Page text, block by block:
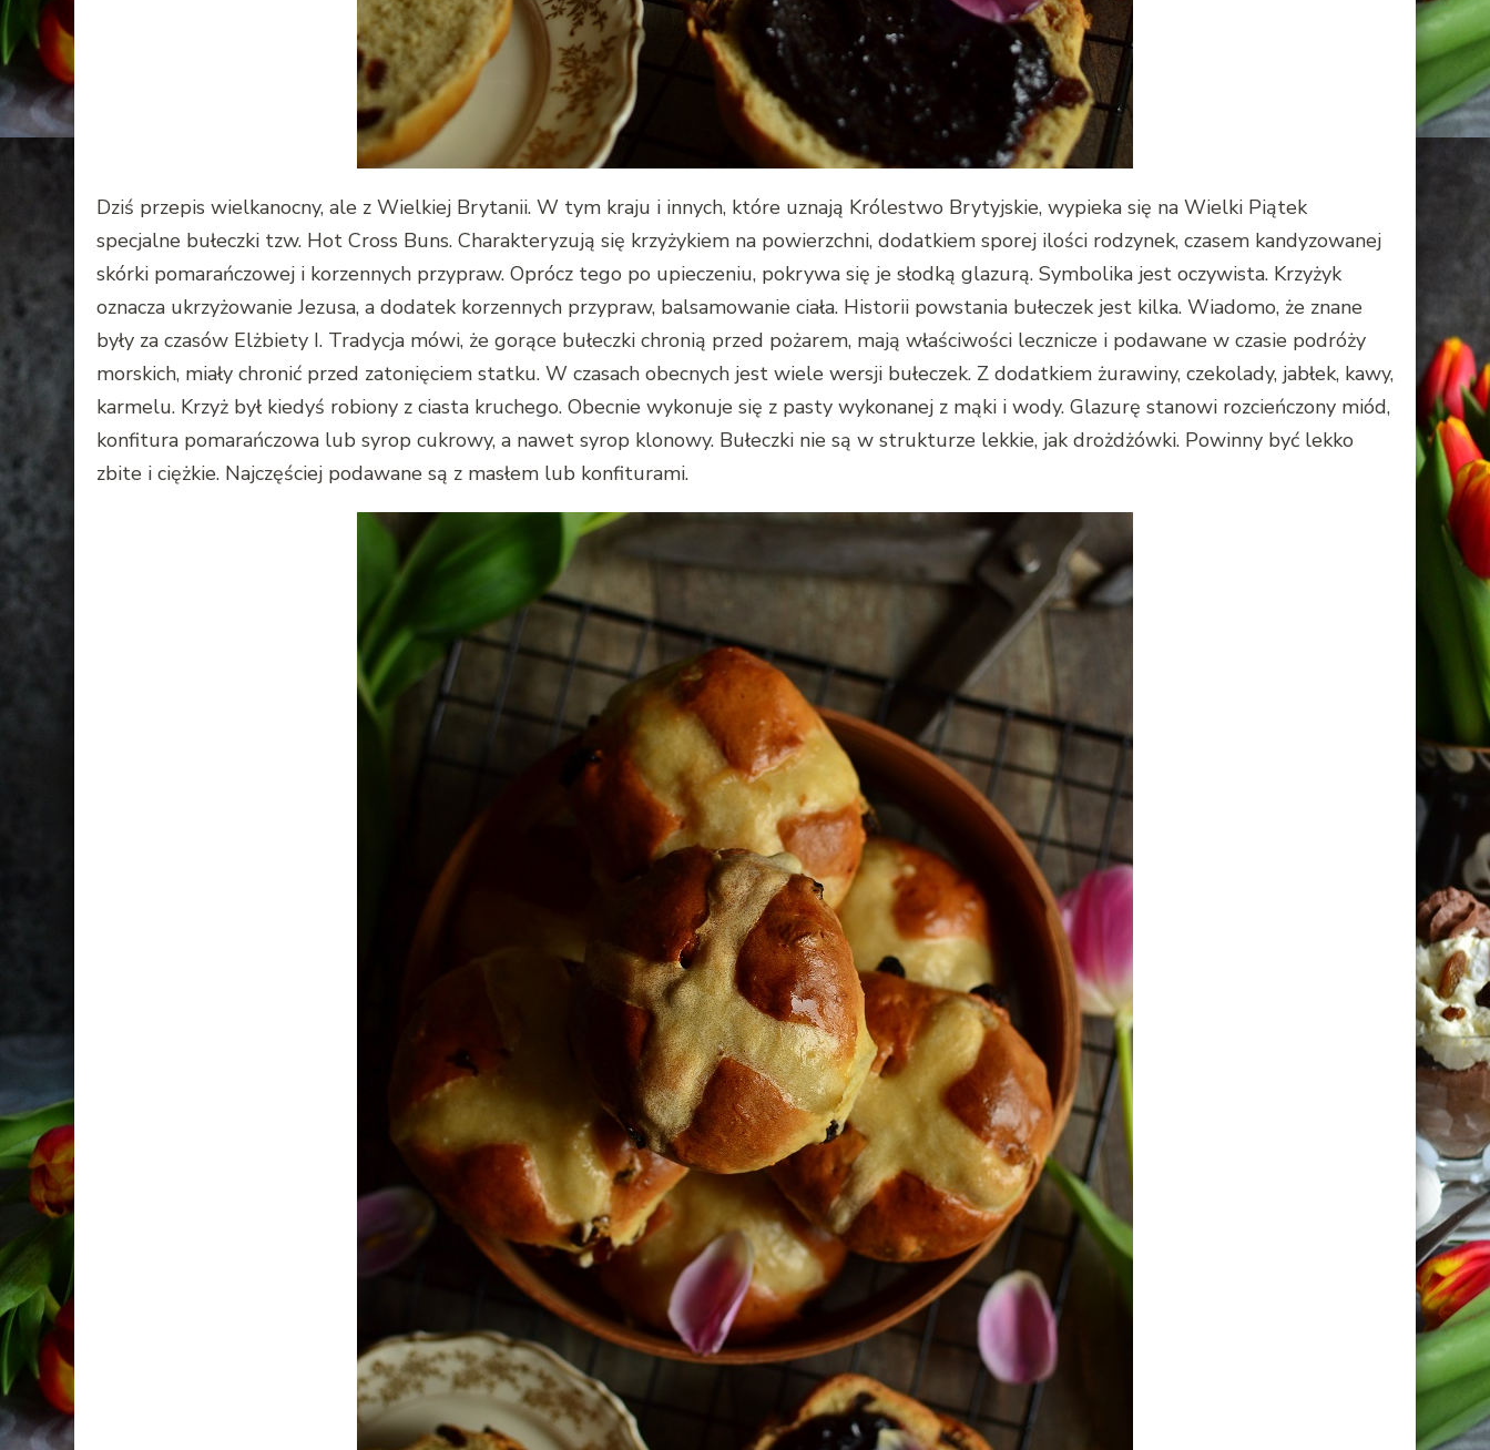
Dziś przepis wielkanocny, ale z Wielkiej Brytanii. W tym kraju i innych, które uznają Królestwo Brytyjskie, wypieka się na Wielki Piątek
specjalne bułeczki tzw. Hot Cross Buns. Charakteryzują się krzyżykiem na powierzchni, dodatkiem sporej ilości rodzynek, czasem kandyzowanej
skórki pomarańczowej i korzennych przypraw. Oprócz tego po upieczeniu, pokrywa się je słodką glazurą. Symbolika jest oczywista. Krzyżyk
oznacza ukrzyżowanie Jezusa, a dodatek korzennych przypraw, balsamowanie ciała. Historii powstania bułeczek jest kilka. Wiadomo, że znane
były za czasów Elżbiety I. Tradycja mówi, że gorące bułeczki chronią przed pożarem, mają właściwości lecznicze i podawane w czasie podróży
morskich, miały chronić przed zatonięciem statku. W czasach obecnych jest wiele wersji bułeczek. Z dodatkiem żurawiny, czekolady, jabłek, kawy,
karmelu. Krzyż był kiedyś robiony z ciasta kruchego. Obecnie wykonuje się z pasty wykonanej z mąki i wody. Glazurę stanowi rozcieńczony miód,
konfitura pomarańczowa lub syrop cukrowy, a nawet syrop klonowy. Bułeczki nie są w strukturze lekkie, jak drożdżówki. Powinny być lekko
zbite i ciężkie. Najczęściej podawane są z masłem lub konfiturami.